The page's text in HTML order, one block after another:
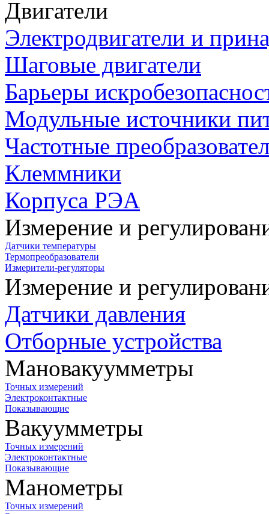
Двигатели
Электродвигатели и
Шаговые двигатели
Барьеры
Модульные источники
Частотные
Клеммники
Корпуса РЭА
Измерение и
Датчики температуры
Термопреобразователи
Измерители-регуляторы
Измерение и
Датчики давления
Отборные устройства
Мановакуумметры
Точных измерений
Электроконтактные
Показывающие
Вакуумметры
Точных измерений
Электроконтактные
Показывающие
Манометры
Точных измерений